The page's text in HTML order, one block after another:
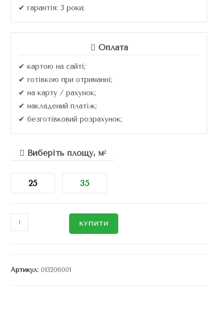
✔ гарантія: 3 роки;
Оплата
✔ картою на сайті;
✔ готівкою при отриманні;
✔ на карту / рахунок;
✔ накладений платіж;
✔ безготівковий розрахунок;
Виберіть площу, м²
25 35
КУПИТИ
Артикул:013206001